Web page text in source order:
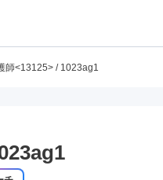
師<13125> / 1023ag1